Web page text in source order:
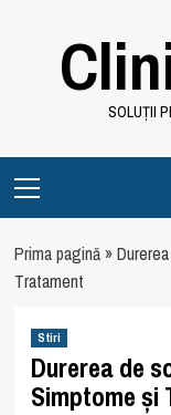
SOLUȚII
Menu
Prima pagină»
Tratament
Stiri
Durerea de
Simptome și